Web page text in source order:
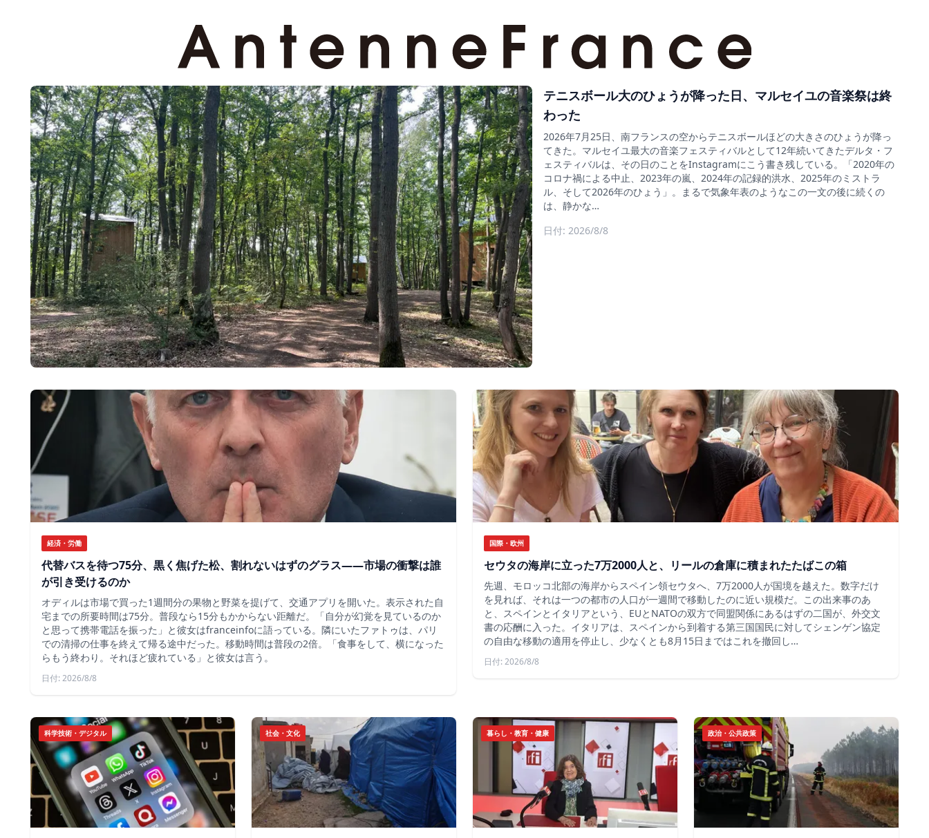
テニスボール大のひょうが降った日、マルセイユの音楽祭は終
わった
2026年7月25日、南フランスの空からテニスボールほどの大きさのひょうが降っ
てきた。マルセイユ最大の音楽フェスティバルとして12年続いてきたデルタ・フ
ェスティバルは、その日のことをInstagramにこう書き残している。「2020年の
コロナ禍による中止、2023年の嵐、2024年の記録的洪水、2025年のミストラ
ル、そして2026年のひょう」。まるで気象年表のようなこの一文の後に続くの
は、静かな…
日付: 2026/8/8
経済・労働
代替バスを待つ75分、黒く焦げた松、割れないはずのグラス——市場の衝撃は誰
が引き受けるのか
オディルは市場で買った1週間分の果物と野菜を提げて、交通アプリを開いた。表示された自
宅までの所要時間は75分。普段なら15分もかからない距離だ。「自分が幻覚を見ているのか
と思って携帯電話を振った」と彼女はfranceinfoに語っている。隣にいたファトゥは、パリ
での清掃の仕事を終えて帰る途中だった。移動時間は普段の2倍。「食事をして、横になった
らもう終わり。それほど疲れている」と彼女は言う。
日付: 2026/8/8
国際・欧州
セウタの海岸に立った7万2000人と、リールの倉庫に積まれたたばこの箱
先週、モロッコ北部の海岸からスペイン領セウタへ、7万2000人が国境を越えた。数字だけ
を見れば、それは一つの都市の人口が一週間で移動したのに近い規模だ。この出来事のあ
と、スペインとイタリアという、EUとNATOの双方で同盟関係にあるはずの二国が、外交文
書の応酬に入った。イタリアは、スペインから到着する第三国国民に対してシェンゲン協定
の自由な移動の適用を停止し、少なくとも8月15日まではこれを撤回し…
日付: 2026/8/8
科学技術・デジタル 社会・文化 暮らし・教育・健康 政治・公共政策